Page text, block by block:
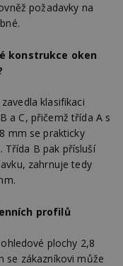
požadavky na
konstrukce oken
klasifikaci
a C, přičemž třída A s
mm se prakticky
Třída B pak přísluší
zahrnuje tedy
profilů
plochy 2,8
se zákazníkovi může